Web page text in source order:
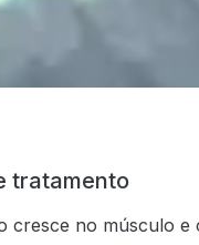
tratamento
cresce no músculo e